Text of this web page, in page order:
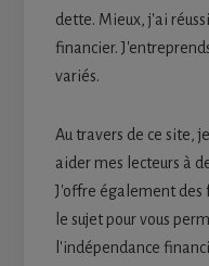
dette. Mieux, j'ai
financier.
variés.
Au travers de ce site,
aider mes lecteurs à
J'offre également des
le sujet pour vous
l'indépendance